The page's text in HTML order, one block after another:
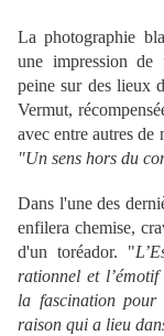
La photographie
une impression de
peine sur des lieux
Vermut,
avec entre autres de
"Un sens hors du
Dans l'une des
enfilera chemise,
d'un toréador. "
rationnel et l’émotif
la fascination
raison qui a lieu